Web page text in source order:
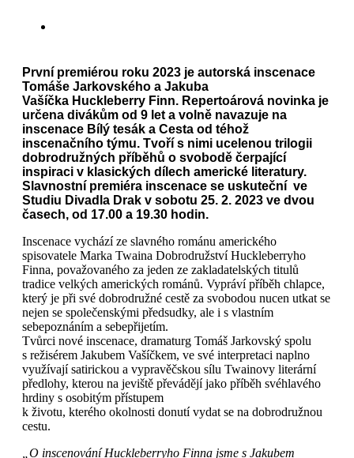
První premiérou roku 2023 je autorská inscenace
Tomáše Jarkovského a Jakuba
Vašíčka Huckleberry Finn. Repertoárová novinka je
určena divákům od 9 let a volně navazuje na
inscenace Bílý tesák a Cesta od téhož
inscenačního týmu. Tvoří s nimi ucelenou trilogii
dobrodružných příběhů o svobodě čerpající
inspiraci v klasických dílech americké literatury.
Slavnostní premiéra inscenace se uskuteční ve
Studiu Divadla Drak v sobotu 25. 2. 2023 ve dvou
časech, od 17.00 a 19.30 hodin.
Inscenace vychází ze slavného románu amerického
spisovatele Marka Twaina Dobrodružství Huckleberryho
Finna, považovaného za jeden ze zakladatelských titulů
tradice velkých amerických románů. Vypráví příběh chlapce,
který je při své dobrodružné cestě za svobodou nucen utkat se
nejen se společenskými předsudky, ale i s vlastním
sebepoznáním a sebepřijetím.
Tvůrci nové inscenace, dramaturg Tomáš Jarkovský spolu
s režisérem Jakubem Vašíčkem, ve své interpretaci naplno
využívají satirickou a vypravěčskou sílu Twainovy literární
předlohy, kterou na jeviště převádějí jako příběh svéhlavého
hrdiny s osobitým přístupem
k životu, kterého okolnosti donutí vydat se na dobrodružnou
cestu.
„O inscenování Huckleberryho Finna jsme s Jakubem